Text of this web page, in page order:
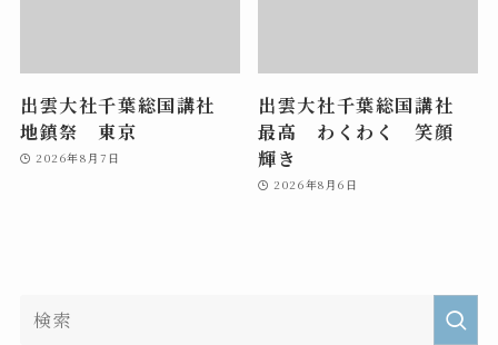
出雲大社千葉総国講社
地鎮祭 東京
2026年8月7日
出雲大社千葉総国講社
最高 わくわく 笑顔
輝き
2026年8月6日